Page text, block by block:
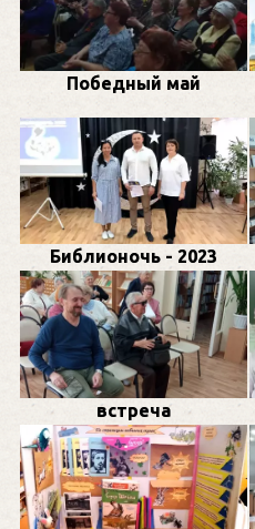
Победный май
Библионочь - 2023
встреча